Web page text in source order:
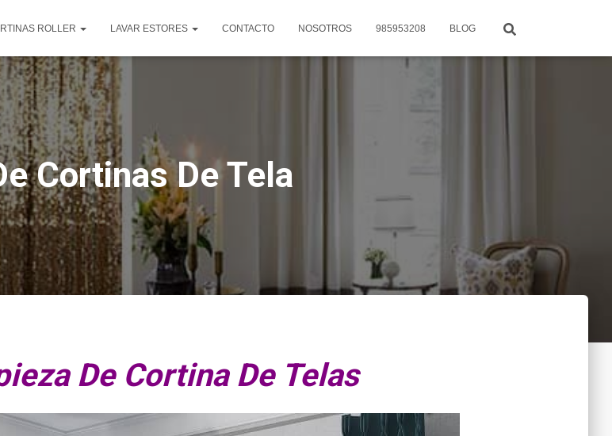
ROLLER LAVAR ESTORES CONTACTO NOSOTROS 985953208 BLOG
Cortinas De Tela
De Cortina De Telas